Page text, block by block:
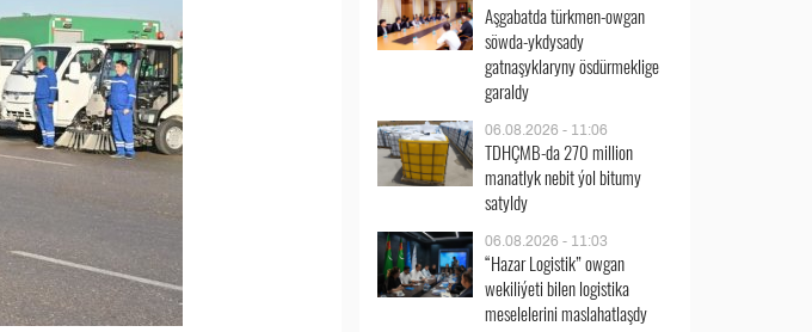
Aşgabatda türkmen-owgan
söwda-ykdysady
gatnaşyklaryny ösdürmeklige
garaldy
06.08.2026 - 11:06
TDHÇMB-da 270 million
manatlyk nebit ýol bitumy
satyldy
06.08.2026 - 11:03
“Hazar Logistik” owgan
wekiliýeti bilen logistika
meselelerini maslahatlaşdy